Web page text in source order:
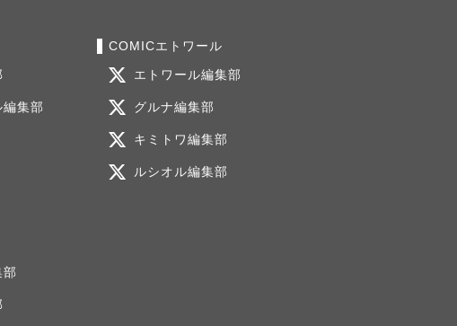
集部
COMICエトワール
エトワール編集部
グルナ編集部
キミトワ編集部
ルシオル編集部
部